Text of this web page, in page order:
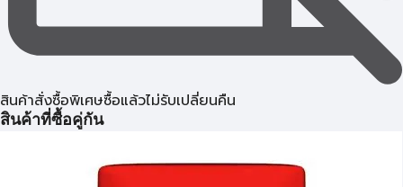
สินค้าสั่งซื้อพิเศษซื้อแล้วไม่รับเปลี่ยนคืน
สินค้าที่ซื้อคู่กัน